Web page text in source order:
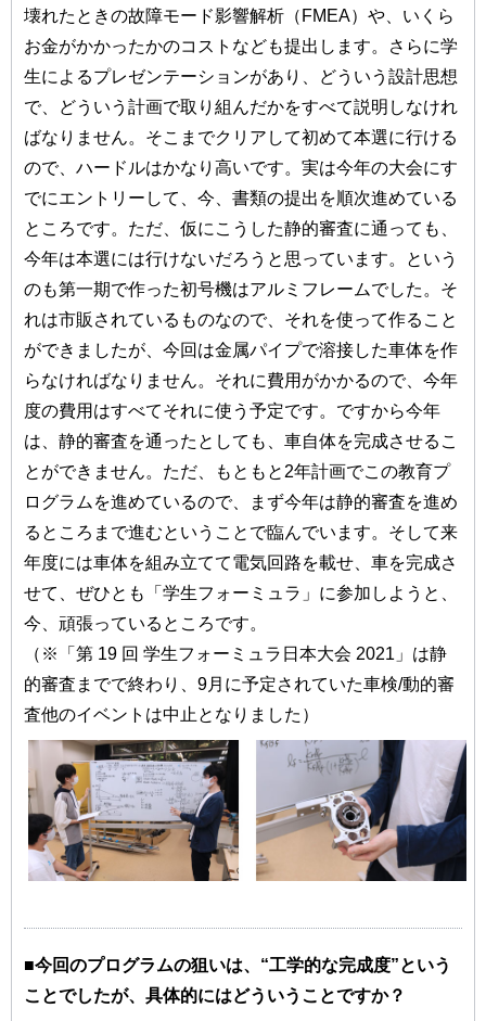
壊れたときの故障モード影響解析（FMEA）や、いくら
お金がかかったかのコストなども提出します。さらに学
生によるプレゼンテーションがあり、どういう設計思想
で、どういう計画で取り組んだかをすべて説明しなけれ
ばなりません。そこまでクリアして初めて本選に行ける
ので、ハードルはかなり高いです。実は今年の大会にす
でにエントリーして、今、書類の提出を順次進めている
ところです。ただ、仮にこうした静的審査に通っても、
今年は本選には行けないだろうと思っています。という
のも第一期で作った初号機はアルミフレームでした。そ
れは市販されているものなので、それを使って作ること
ができましたが、今回は金属パイプで溶接した車体を作
らなければなりません。それに費用がかかるので、今年
度の費用はすべてそれに使う予定です。ですから今年
は、静的審査を通ったとしても、車自体を完成させるこ
とができません。ただ、もともと2年計画でこの教育プ
ログラムを進めているので、まず今年は静的審査を進め
るところまで進むということで臨んでいます。そして来
年度には車体を組み立てて電気回路を載せ、車を完成さ
せて、ぜひとも「学生フォーミュラ」に参加しようと、
今、頑張っているところです。
（※「第 19 回 学生フォーミュラ日本大会 2021」は静
的審査までで終わり、9月に予定されていた車検/動的審
査他のイベントは中止となりました）
■今回のプログラムの狙いは、“工学的な完成度”という
ことでしたが、具体的にはどういうことですか？